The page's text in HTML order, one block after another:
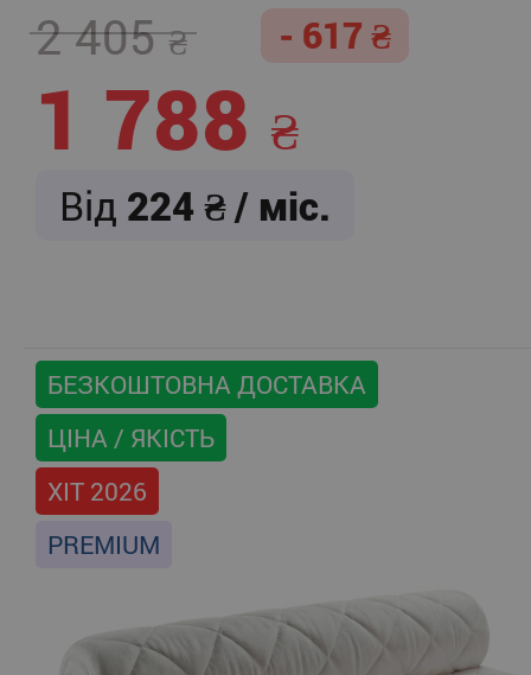
2 405 - 617
1 788
Від 224 / міс.
БЕЗКОШТОВНА ДОСТАВКА
ЦІНА / ЯКІСТЬ
ХІТ 2026
PREMIUM